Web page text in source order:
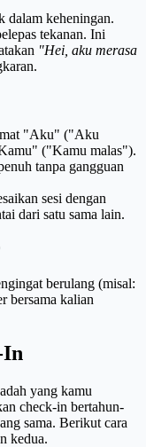
dalam keheningan.
tekanan. Ini
"Hei, aku merasa
"Aku" ("Aku
("Kamu malas").
tanpa gangguan
sesi dengan
dari satu sama lain.
berulang (misal:
bersama kalian
In
yang kamu
check-in bertahun-
sama. Berikut cara
kedua.